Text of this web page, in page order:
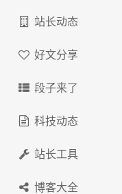
站长动态
好文分享
段子来了
科技动态
站长工具
博客大全